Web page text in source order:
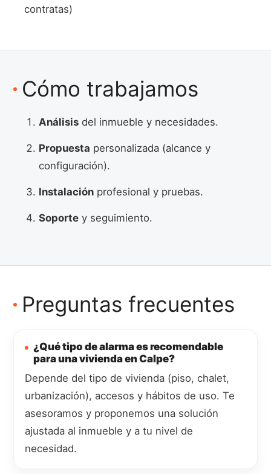
contratas)
Cómo trabajamos
Análisis del inmueble y necesidades.
Propuesta personalizada (alcance y
configuración).
Instalación profesional y pruebas.
Soporte y seguimiento.
Preguntas frecuentes
¿Qué tipo de alarma es recomendable
para una vivienda en Calpe?
Depende del tipo de vivienda (piso, chalet,
urbanización), accesos y hábitos de uso. Te
asesoramos y proponemos una solución
ajustada al inmueble y a tu nivel de
necesidad.